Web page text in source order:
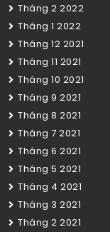
Tháng 2 2022
Tháng 1 2022
Tháng 12 2021
Tháng 11 2021
Tháng 10 2021
Tháng 9 2021
Tháng 8 2021
Tháng 7 2021
Tháng 6 2021
Tháng 5 2021
Tháng 4 2021
Tháng 3 2021
Tháng 2 2021